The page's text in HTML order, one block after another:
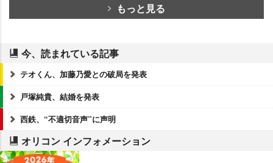
もっと見る
今、読まれている記事
テオくん、加藤乃愛との破局を発表
戸塚純貴、結婚を発表
西鉄、“不適切音声”に声明
オリコン インフォメーション